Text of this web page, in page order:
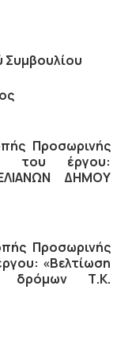
Προσωρινής
του έργου:
ΔΗΜΟΥ
Προσωρινής
«Βελτίωση
δρόμων Τ.Κ.